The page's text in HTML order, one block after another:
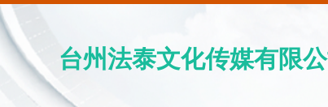
台州法泰文化传媒有限公